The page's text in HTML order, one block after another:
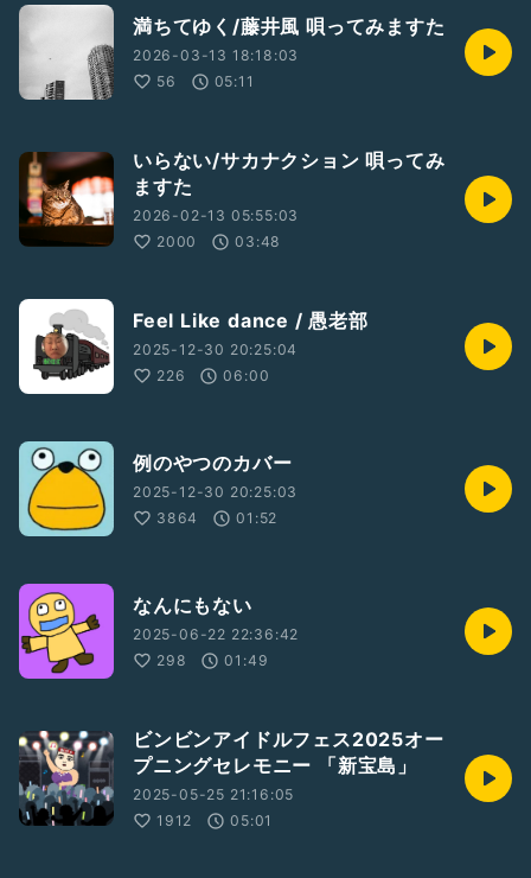
満ちてゆく/藤井風 唄ってみますた
2026-03-13 18:18:03
56
05:11
いらない/サカナクション 唄ってみ
ますた
2026-02-13 05:55:03
2000
03:48
Feel Like dance / 愚老部
2025-12-30 20:25:04
226
06:00
例のやつのカバー
2025-12-30 20:25:03
3864
01:52
なんにもない
2025-06-22 22:36:42
298
01:49
ビンビンアイドルフェス2025オー
プニングセレモニー 「新宝島」
2025-05-25 21:16:05
1912
05:01